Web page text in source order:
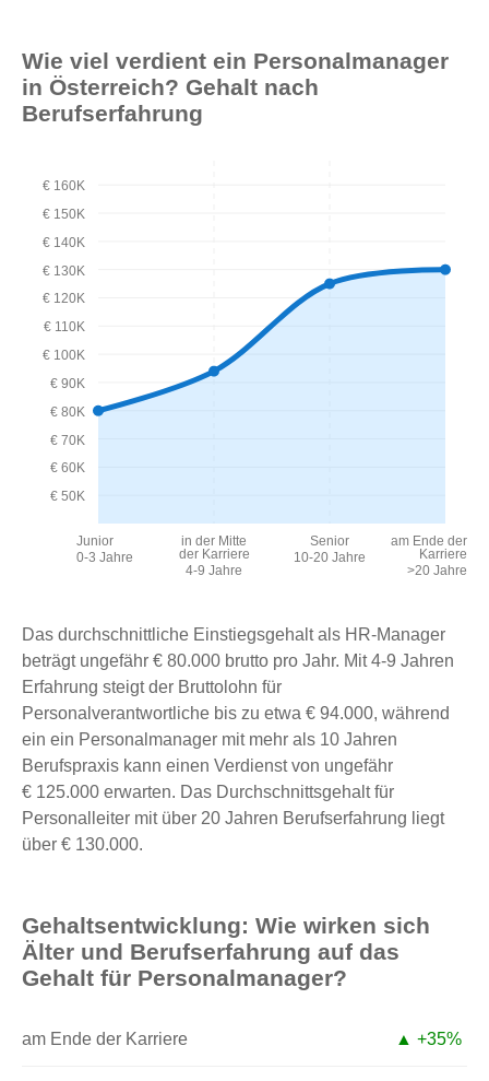
Wie viel verdient ein Personalmanager
in Österreich? Gehalt nach
Berufserfahrung
€ 50K
€ 60K
€ 70K
€ 80K
€ 90K
€ 100K
€ 110K
€ 120K
€ 130K
€ 140K
€ 150K
€ 160K
Junior
0-3 Jahre
in der Mitte
der Karriere
4-9 Jahre
Senior
10-20 Jahre
am Ende der
Karriere
>20 Jahre
Das durchschnittliche Einstiegsgehalt als HR-Manager
beträgt ungefähr € 80.000 brutto pro Jahr. Mit 4-9 Jahren
Erfahrung steigt der Bruttolohn für
Personalverantwortliche bis zu etwa € 94.000, während
ein ein Personalmanager mit mehr als 10 Jahren
Berufspraxis kann einen Verdienst von ungefähr
€ 125.000 erwarten. Das Durchschnittsgehalt für
Personalleiter mit über 20 Jahren Berufserfahrung liegt
über € 130.000.
Gehaltsentwicklung: Wie wirken sich
Älter und Berufserfahrung auf das
Gehalt für Personalmanager?
am Ende der Karriere ▲ +35%